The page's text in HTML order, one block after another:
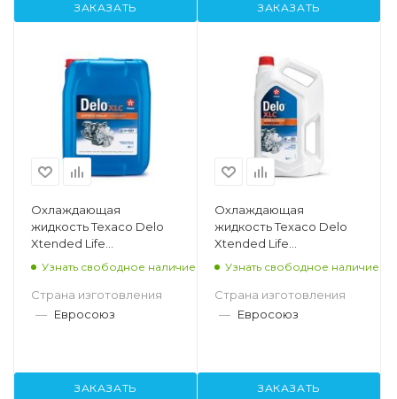
ЗАКАЗАТЬ ЗАКАЗАТЬ
Охлаждающая
жидкость Texaco Delo
Xtended Life
Antifreeze/Coolant
Premixed 50/50, 20л
Узнать свободное наличие
Страна изготовления
— Евросоюз
ЗАКАЗАТЬ
Охлаждающая
жидкость Texaco Delo
Xtended Life
Antifreeze/Coolant
Premixed 50/50, 5л
Узнать свободное наличие
Страна изготовления
— Евросоюз
ЗАКАЗАТЬ